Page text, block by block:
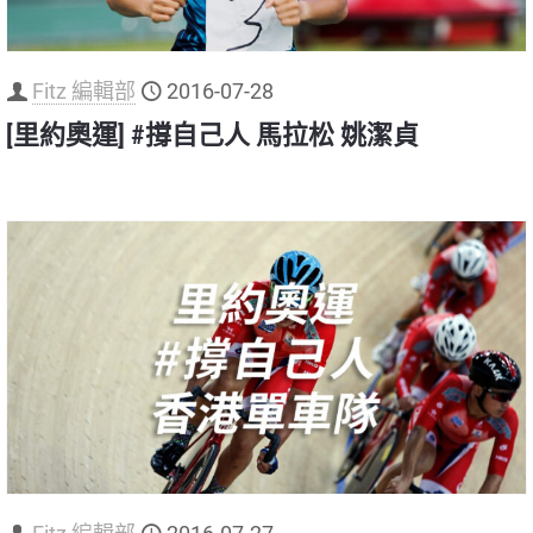
Fitz 編輯部 2016-07-28
[里約奧運] #撐自己人 馬拉松 姚潔貞